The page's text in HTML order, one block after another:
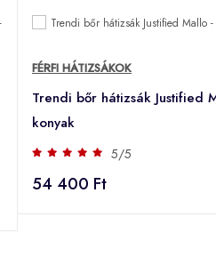
FÉRFI HÁTIZSÁKOK
Trendi bőr hátizsák Justified
konyak
5/5
54 400 Ft